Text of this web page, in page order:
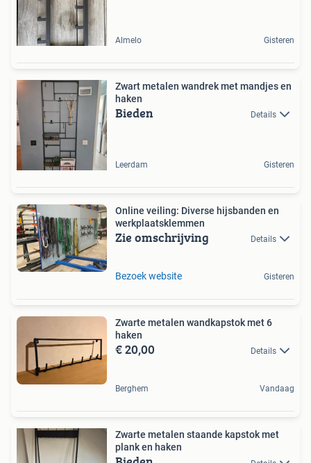
Almelo Gisteren
Zwart metalen wandrek met mandjes en
haken
Bieden Details
Leerdam Gisteren
Online veiling: Diverse hijsbanden en
werkplaatsklemmen
Zie omschrijving Details
Bezoek website Gisteren
Zwarte metalen wandkapstok met 6
haken
€ 20,00 Details
Berghem Vandaag
Zwarte metalen staande kapstok met
plank en haken